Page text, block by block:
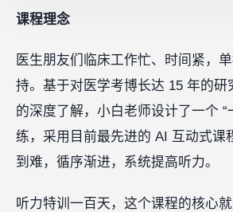
课程理念
医生朋友们临床工作忙、时间紧，
持。基于对医学考博长达 15 年的研
的深度了解，小白老师设计了一个 “
练，采用目前最先进的 AI 互动式课
到难，循序渐进，系统提高听力。
听力特训一百天，这个课程的核心就